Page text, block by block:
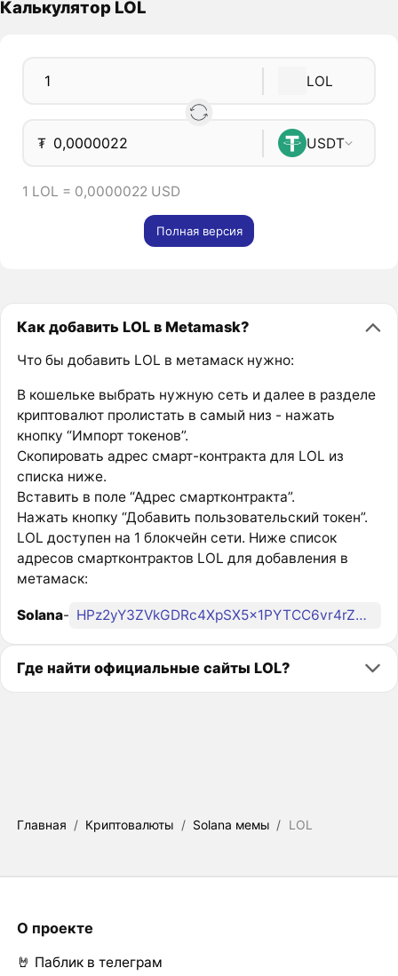
Калькулятор LOL
LOL
₮ USDT
1 LOL = 0,0000022 USD
Полная версия
Как добавить LOL в Metamask?
Что бы добавить LOL в метамаск нужно:
В кошельке выбрать нужную сеть и далее в разделе
криптовалют пролистать в самый низ - нажать
кнопку “Импорт токенов”.
Скопировать адрес смарт-контракта для LOL из
списка ниже.
Вставить в поле “Адрес смартконтракта”.
Нажать кнопку “Добавить пользовательский токен”.
LOL доступен на 1 блокчейн сети. Ниже список
адресов смартконтрактов LOL для добавления в
метамаск:
Solana- HPz2yY3ZVkGDRc4XpSX5x1PYTCC6vr4rZBgd3TFqpump
Где найти официальные сайты LOL?
Главная / Криптовалюты / Solana мемы / LOL
О проекте
🤘 Паблик в телеграм